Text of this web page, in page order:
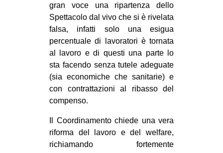
gran voce una ripartenza dello
Spettacolo dal vivo che si è rivelata
falsa, infatti solo una esigua
percentuale di lavoratori è tornata
al lavoro e di questi una parte lo
sta facendo senza tutele adeguate
(sia economiche che sanitarie) e
con contrattazioni al ribasso del
compenso.
Il Coordinamento chiede una vera
riforma del lavoro e del welfare,
richiamando fortemente